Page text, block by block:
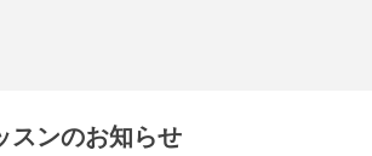
スンのお知らせ